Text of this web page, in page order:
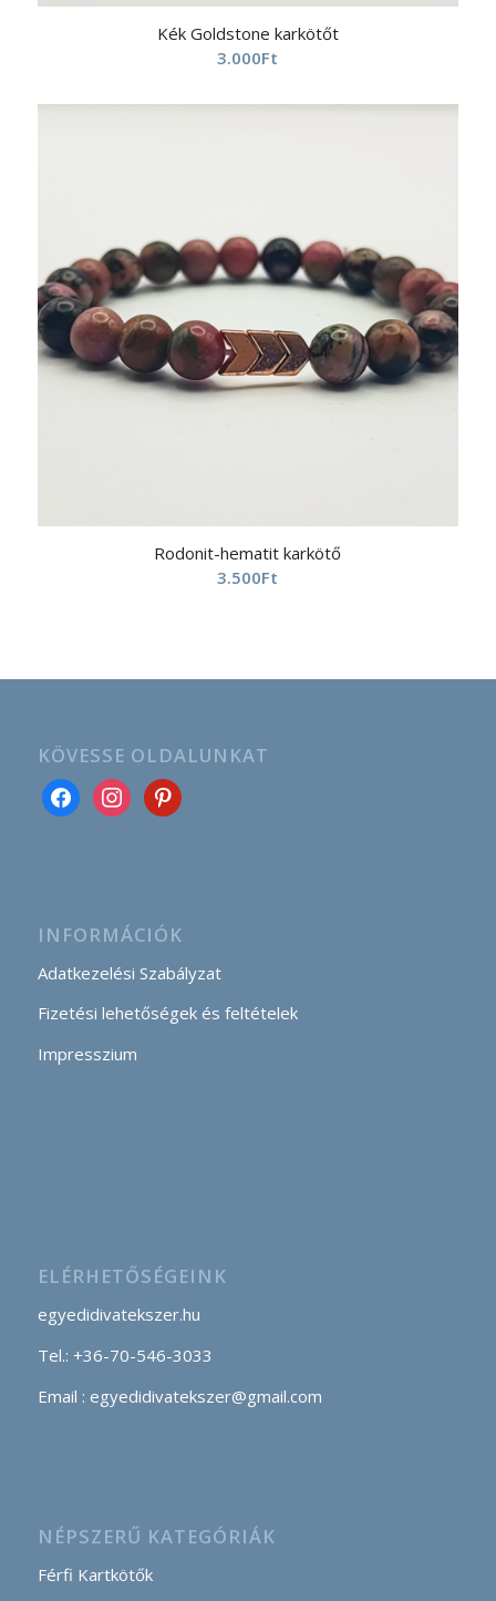
Kék Goldstone karkötőt
3.000Ft
Rodonit-hematit karkötő
3.500Ft
KÖVESSE OLDALUNKAT
INFORMÁCIÓK
Adatkezelési Szabályzat
Fizetési lehetőségek és feltételek
Impresszium
ELÉRHETŐSÉGEINK
egyedidivatekszer.hu
Tel.: +36-70-546-3033
Email : egyedidivatekszer@gmail.com
NÉPSZERŰ KATEGÓRIÁK
Férfi Kartkötők